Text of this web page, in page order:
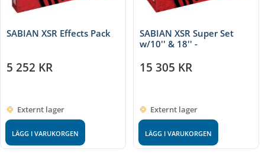
SABIAN XSR Effects Pack
5 252 KR
Externt lager
LÄGG I VARUKORGEN
SABIAN XSR Super Set
w/10'' & 18'' -
15 305 KR
Externt lager
LÄGG I VARUKORGEN